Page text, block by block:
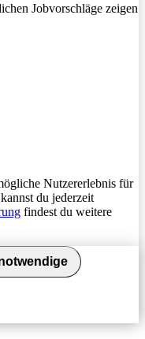
Jobvorschläge zeigen
Nutzererlebnis für
du jederzeit
findest du weitere